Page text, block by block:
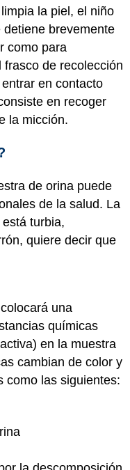
la piel, el niño
brevemente
como para
de recolección
en contacto
en recoger
la micción.
de orina puede
de la salud. La
turbia,
quiere decir que
una
químicas
en la muestra
cambian de color y
como las siguientes: